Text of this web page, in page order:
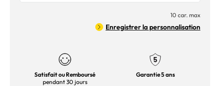
10 car. max
Enregistrer la personnalisation
Satisfait ou Remboursé
pendant 30 jours
Garantie 5 ans